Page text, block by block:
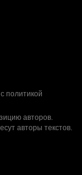
политикой
авторов.
авторы текстов.